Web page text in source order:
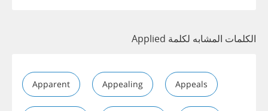
الكلمات المشابه لكلمة Applied
Apparent Appealing Appeals